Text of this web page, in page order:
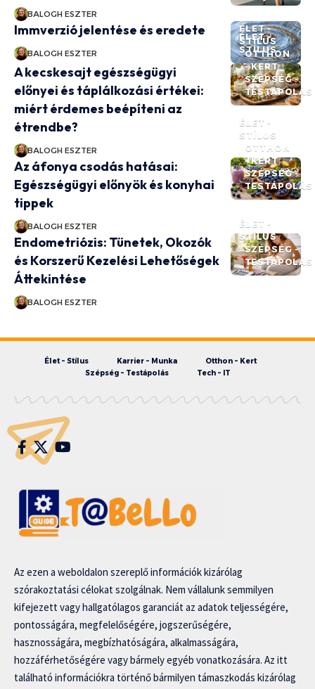
BALOGH ESZTER
ÉLET -
STÍLUS
Immverzió jelentése és eredete
BALOGH ESZTER
ÉLET -
STÍLUS
OTTHON
- KERT
SZÉPSÉG -
TESTÁPOLÁS
A kecskesajt egészségügyi
előnyei és táplálkozási értékei:
miért érdemes beépíteni az
étrendbe?
BALOGH ESZTER
ÉLET -
STÍLUS
OTTHON
- KERT
SZÉPSÉG -
TESTÁPOLÁS
Az áfonya csodás hatásai:
Egészségügyi előnyök és konyhai
tippek
BALOGH ESZTER
ÉLET -
STÍLUS
SZÉPSÉG -
TESTÁPOLÁS
Endometriózis: Tünetek, Okozók
és Korszerű Kezelési Lehetőségek
Áttekintése
BALOGH ESZTER
Élet – Stílus Karrier – Munka
Otthon – Kert
Szépség – Testápolás
Tech – IT
Az ezen a weboldalon szereplő információk kizárólag
szórakoztatási célokat szolgálnak. Nem vállalunk semmilyen
kifejezett vagy hallgatólagos garanciát az adatok teljességére,
pontosságára, megfelelőségére, jogszerűségére,
hasznosságára, megbízhatóságára, alkalmasságára,
hozzáférhetőségére vagy bármely egyéb vonatkozására. Az itt
található információkra történő bármilyen támaszkodás kizárólag